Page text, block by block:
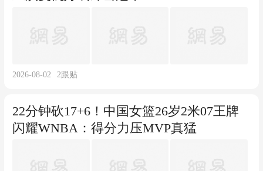
2026-08-02 2跟贴
22分钟砍17+6！中国女篮26岁2米07王牌
闪耀WNBA：得分力压MVP真猛